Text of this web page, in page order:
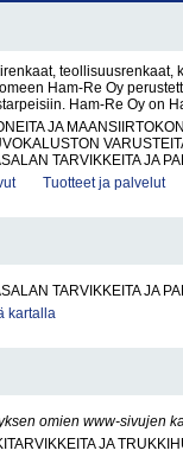
teollisuusrenkaat,
Ham-Re Oy
Ham-Re Oy on
JA
TARVIKKEITA JA
Tuotteet ja palvelut
TARVIKKEITA JA
kartalla
omien www-sivujen
JA